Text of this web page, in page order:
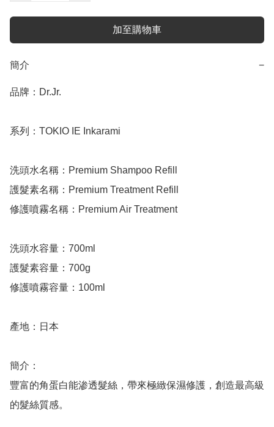
加至購物車
簡介 −
品牌：Dr.Jr.
系列：TOKIO IE Inkarami
洗頭水名稱：Premium Shampoo Refill
護髮素名稱：Premium Treatment Refill
修護噴霧名稱：Premium Air Treatment
洗頭水容量：700ml
護髮素容量：700g
修護噴霧容量：100ml
產地：日本
簡介：
豐富的角蛋白能渗透髮絲，帶來極緻保濕修護，創造最高級
的髮絲質感。